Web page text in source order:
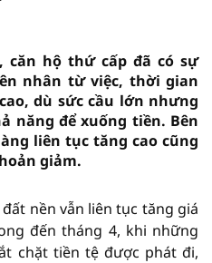
căn hộ thứ cấp đã có sự
nhân từ việc, thời gian
dù sức cầu lớn nhưng
năng để xuống tiền. Bên
liên tục tăng cao cũng
giảm.
nền vẫn liên tục tăng giá
đến tháng 4, khi những
chặt tiền tệ được phát đi,